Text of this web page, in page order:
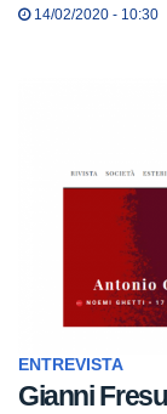
14/02/2020 - 10:30
ENTREVISTA
Gianni Fresu